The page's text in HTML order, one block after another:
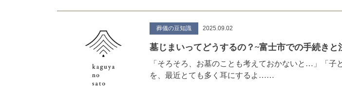
葬儀の豆知識 2025.09.02
墓じまいってどうするの？~富士市での
「そろそろ、お墓のことも考えておかないと…」「
を、最近とても多く耳にするよ……